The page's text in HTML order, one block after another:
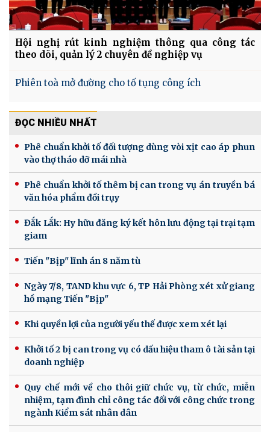
Hội nghị rút kinh nghiệm thông qua công tác
theo dõi, quản lý 2 chuyên đề nghiệp vụ
Phiên toà mở đường cho tố tụng công ích
ĐỌC NHIỀU NHẤT
Phê chuẩn khởi tố đối tượng dùng vòi xịt cao áp phun
vào thợ tháo dỡ mái nhà
Phê chuẩn khởi tố thêm bị can trong vụ án truyền bá
văn hóa phẩm đồi trụy
Đắk Lắk: Hy hữu đăng ký kết hôn lưu động tại trại tạm
giam
Tiến "Bịp" lĩnh án 8 năm tù
Ngày 7/8, TAND khu vực 6, TP Hải Phòng xét xử giang
hồ mạng Tiến "Bịp"
Khi quyền lợi của người yếu thế được xem xét lại
Khởi tố 2 bị can trong vụ có dấu hiệu tham ô tài sản tại
doanh nghiệp
Quy chế mới về cho thôi giữ chức vụ, từ chức, miễn
nhiệm, tạm đình chỉ công tác đối với công chức trong
ngành Kiểm sát nhân dân